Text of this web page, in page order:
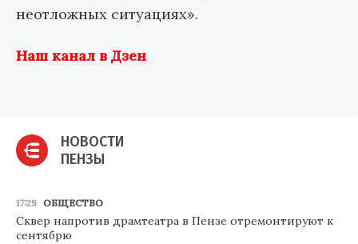
неотложных ситуациях».
Наш канал в Дзен
НОВОСТИ
ПЕНЗЫ
17:29 ОБЩЕСТВО
Сквер напротив драмтеатра в Пензе отремонтируют к
сентябрю